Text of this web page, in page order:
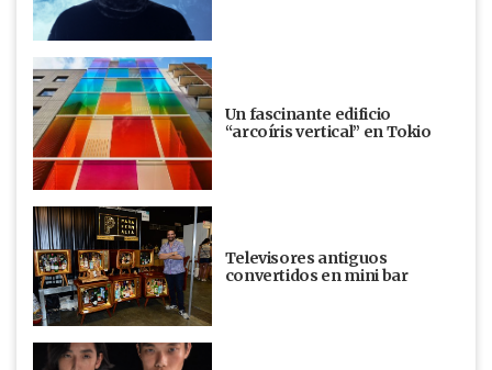
Un fascinante edificio
“arcoíris vertical” en Tokio
Televisores antiguos
convertidos en mini bar